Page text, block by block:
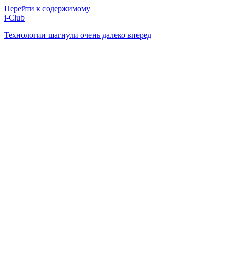
Перейти к содержимому
i-Club
Технологии шагнули очень далеко вперед